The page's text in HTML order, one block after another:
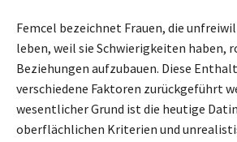
Femcel bezeichnet Frauen, die
leben, weil sie Schwierigkeiten haben,
Beziehungen aufzubauen. Diese
verschiedene Faktoren zurückgeführt
wesentlicher Grund ist die heutige
oberflächlichen Kriterien und